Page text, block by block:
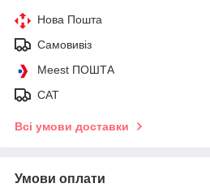
Нова Пошта
Самовивіз
Meest ПОШТА
САТ
Всі умови доставки
Умови оплати